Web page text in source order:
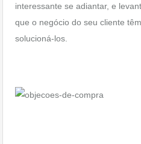
interessante se adiantar, e
que o negócio do seu cliente
solucioná-los.